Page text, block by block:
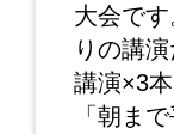
大会で
りの講
講演×3
「朝ま